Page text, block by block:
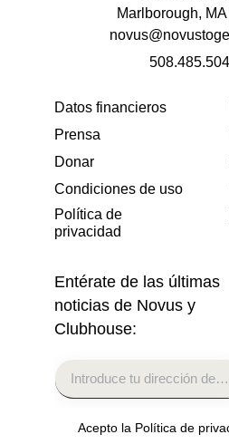
Marlborough,
Datos financieros
Prensa
Donar
Condiciones de uso
Política de
privacidad
Entérate de las últimas
noticias de Novus y
Clubhouse:
Acepto la Política de